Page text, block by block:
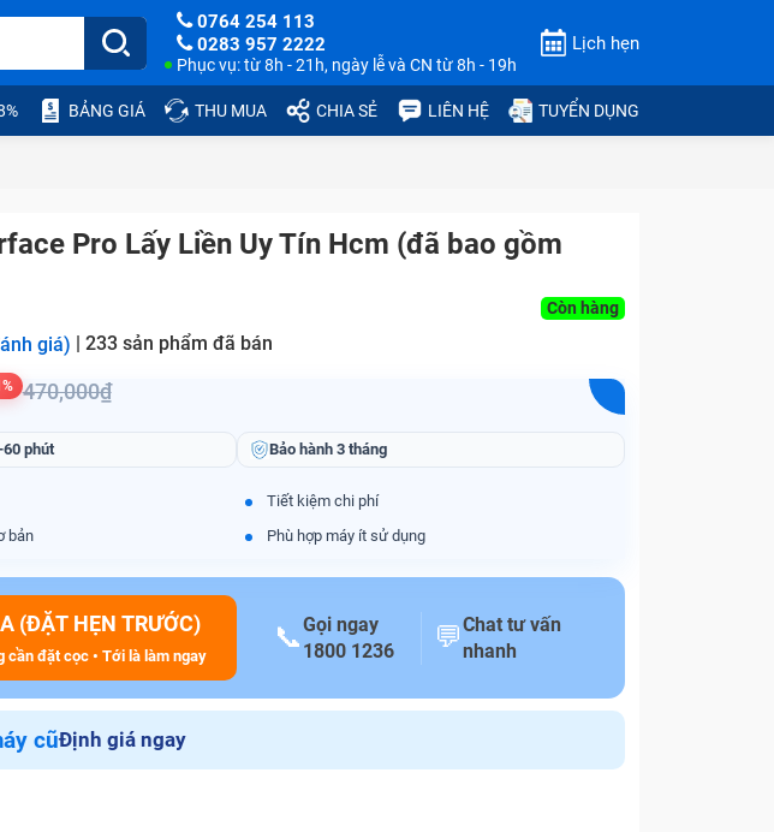
0764 254 113
0283 957 2222
Phục vụ: từ 8h - 21h, ngày lễ và CN từ 8h - 19h
Lịch hẹn
BẢNG GIÁ THU MUA CHIA SẺ LIÊN HỆ TUYỂN DỤNG
Pro Lấy Liền Uy Tín Hcm (đã bao gồm
Còn hàng
giá) | 233 sản phẩm đã bán
470,000₫
phút Bảo hành 3 tháng
bản
Tiết kiệm chi phí
Phù hợp máy ít sử dụng
(ĐẶT HẸN TRƯỚC)
cần đặt cọc • Tới là làm ngay
📞Gọi ngay
1800 1236
💬Chat tư vấn
nhanh
cũĐịnh giá ngay